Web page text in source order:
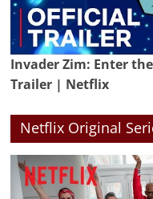
Invader Zim: Enter
Trailer | Netflix
Netflix Original